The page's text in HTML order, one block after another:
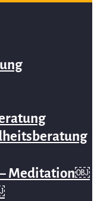
– Meditation￼